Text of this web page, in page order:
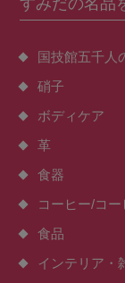
国技館五千人
硝子
ボディケア
革
食器
コーヒー/コ
食品
インテリア・